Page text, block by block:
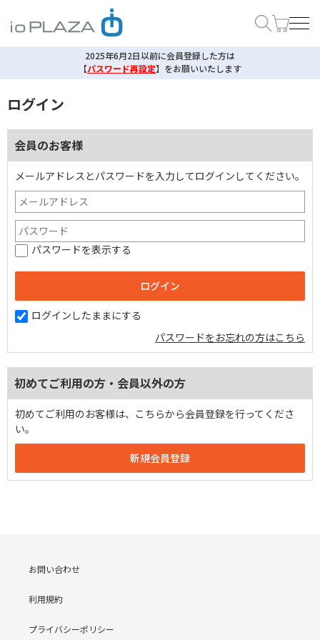
2025年6月2日以前に会員登録した方は
【パスワード再設定】 をお願いいたします
ログイン
会員のお客様
メールアドレスとパスワードを入力してログインしてください。
パスワードを表示する
ログインしたままにする
パスワードをお忘れの方はこちら
初めてご利用の方・会員以外の方
初めてご利用のお客様は、こちらから会員登録を行ってくださ
い。
お問い合わせ
利用規約
プライバシーポリシー